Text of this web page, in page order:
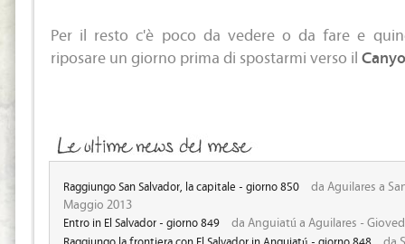
Per il resto c'è poco da vedere o da fare e
riposare un giorno prima di spostarmi verso il
Raggiungo San Salvador, la capitale - giorno 850
da Aguilares a
Maggio 2013
Entro in El Salvador - giorno 849 da Anguiatú a Aguilares -
Raggiungo la frontiera con El Salvador in Anguiatú - giorno 848
da